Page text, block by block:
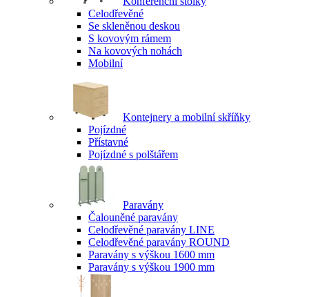
Celodřevěné
Se skleněnou deskou
S kovovým rámem
Na kovových nohách
Mobilní
Kontejnery a mobilní skříňky
Pojízdné
Přístavné
Pojízdné s polštářem
Paravány
Čalouněné paravány
Celodřevěné paravány LINE
Celodřevěné paravány ROUND
Paravány s výškou 1600 mm
Paravány s výškou 1900 mm